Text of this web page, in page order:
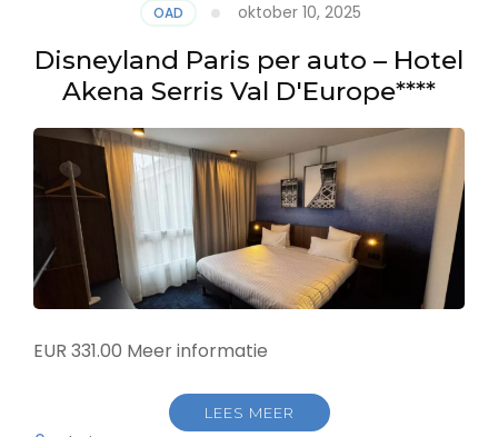
OAD oktober 10, 2025
Disneyland Paris per auto – Hotel
Akena Serris Val D'Europe****
EUR 331.00 Meer informatie
LEES MEER